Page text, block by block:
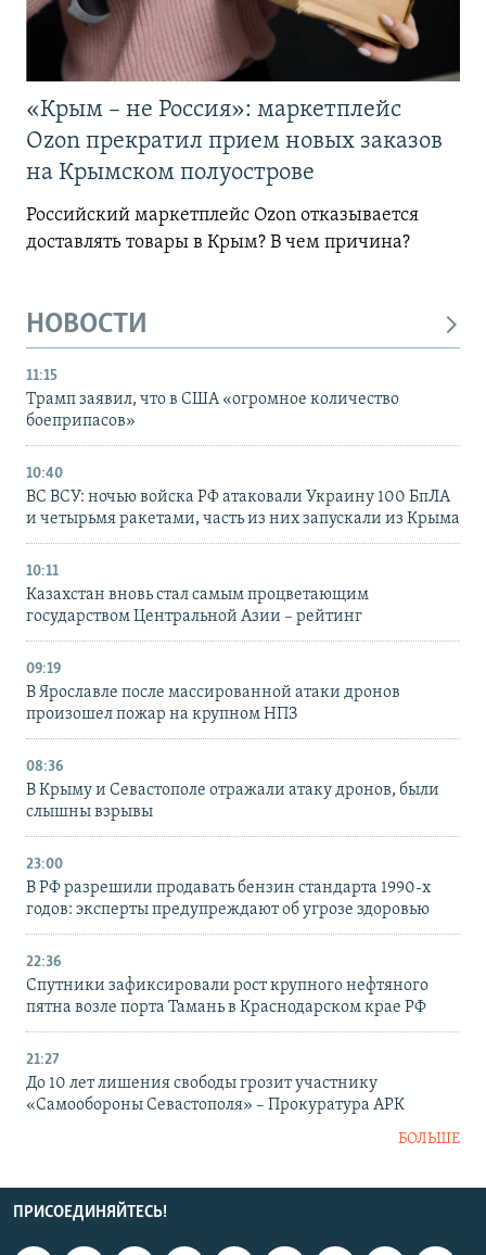
«Крым – не Россия»: маркетплейс
Ozon прекратил прием новых заказов
на Крымском полуострове
Российский маркетплейс Ozon отказывается
доставлять товары в Крым? В чем причина?
НОВОСТИ
11:15
Трамп заявил, что в США «огромное количество
боеприпасов»
10:40
ВС ВСУ: ночью войска РФ атаковали Украину 100 БпЛА
и четырьмя ракетами, часть из них запускали из Крыма
10:11
Казахстан вновь стал самым процветающим
государством Центральной Азии – рейтинг
09:19
В Ярославле после массированной атаки дронов
произошел пожар на крупном НПЗ
08:36
В Крыму и Севастополе отражали атаку дронов, были
слышны взрывы
23:00
В РФ разрешили продавать бензин стандарта 1990-х
годов: эксперты предупреждают об угрозе здоровью
22:36
Спутники зафиксировали рост крупного нефтяного
пятна возле порта Тамань в Краснодарском крае РФ
21:27
До 10 лет лишения свободы грозит участнику
«Самообороны Севастополя» – Прокуратура АРК
БОЛЬШЕ
ПРИСОЕДИНЯЙТЕСЬ!